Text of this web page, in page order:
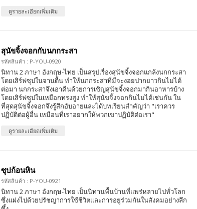
ดูรายละเอียดเพิ่มเติม
สุนัขจิ้งจอกกับนกกระสา
รหัสสินค้า : P-YOU-0920
นิทาน 2 ภาษา อังกฤษ-ไทย เป็นสรุปเรื่องสุนัขจิ้งจอกแกล้งนกกระสา
โดยเสิร์ฟซุปในจานตื้น ทำให้นกกระสาที่มีจะงอยปากยาวกินไม่ได้
ต่อมา นกกระสาจึงเอาคืนด้วยการเชิญสุนัขจิ้งจอกมากินอาหารบ้าง
โดยเสิร์ฟซุปในเหยือกทรงสูง ทำให้สุนัขจิ้งจอกกินไม่ได้เช่นกัน ใน
ที่สุดสุนัขจิ้งจอกจึงรู้สึกอับอายและได้บทเรียนสำคัญว่า "เราควร
ปฏิบัติต่อผู้อื่น เหมือนที่เราอยากให้พวกเขาปฏิบัติต่อเรา"
ดูรายละเอียดเพิ่มเติม
ซุปก้อนหิน
รหัสสินค้า : P-YOU-0921
นิทาน 2 ภาษา อังกฤษ-ไทย เป็นนิทานพื้นบ้านที่แพร่หลายไปทั่วโลก
ซึ่งแฝงไปด้วยปรัชญาการใช้ชีวิตและการอยู่ร่วมกันในสังคมอย่างลึก